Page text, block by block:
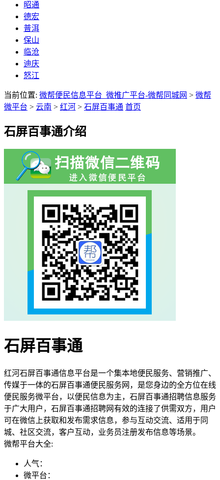
昭通
德宏
普洱
保山
临沧
迪庆
怒江
当前位置: 微帮便民信息平台_微推广平台-微帮同城网 > 微帮
微平台 > 云南 > 红河 > 石屏百事通 首页
石屏百事通介绍
石屏百事通
红河石屏百事通信息平台是一个集本地便民服务、营销推广、
传媒于一体的石屏百事通便民服务网，是您身边的全方位在线
便民服务微平台，以便民信息为主，石屏百事通招聘信息服务
于广大用户，石屏百事通招聘网有效的连接了供需双方，用户
可在微信上获取和发布需求信息，参与互动交流、适用于同
城、社区交流，客户互动，业务员注册发布信息等场景。
微帮平台大全:
人气：
微平台：